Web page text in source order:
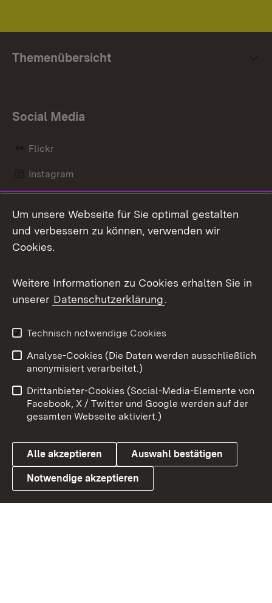
Themenübersicht
Social Media
Flickr
Instagram
Mastodon
Messenger
Social Wall
X / Twitter
Youtube
Link zum Landesportal
Benutzungshinweise
Barrierefreiheit
Datenschutz
Cookies
Um unsere Webseite für Sie optimal gestalten
und verbessern zu können, verwenden wir
Cookies.
Weitere Informationen zu Cookies erhalten Sie in
unserer Datenschutzerklärung.
Technisch notwendige Cookies
Analyse-Cookies (Die Daten werden ausschließlich
anonymisiert verarbeitet.)
Drittanbieter-Cookies (Social-Media-Elemente von
Facebook, X / Twitter und Google werden auf der
gesamten Webseite aktiviert.)
Alle akzeptieren Auswahl bestätigen
Notwendige akzeptieren